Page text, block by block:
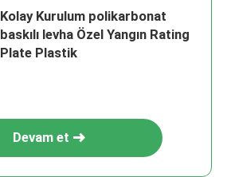
Kolay Kurulum polikarbonat
baskılı levha Özel Yangın Rating
Plate Plastik
Devam et